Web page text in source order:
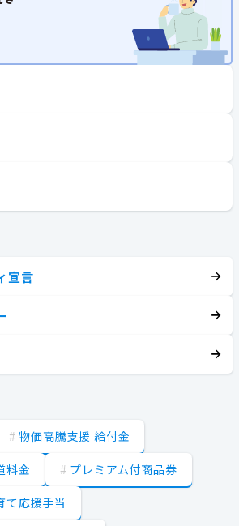
宣言
物価高騰支援 給付金
料金 プレミアム付商品券
て応援手当